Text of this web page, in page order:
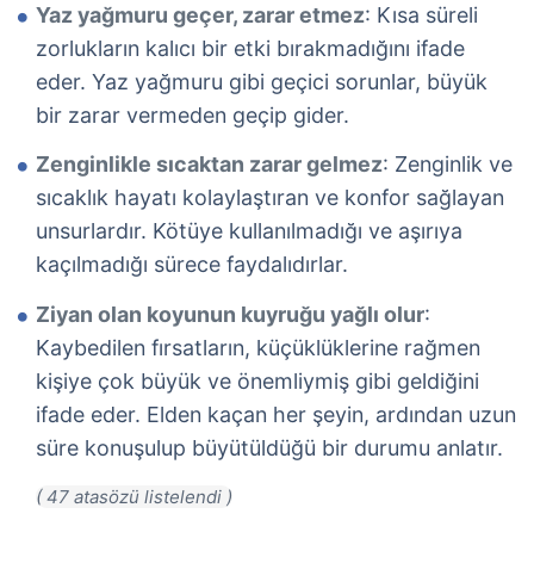
Yaz yağmuru geçer, zarar etmez: Kısa süreli
zorlukların kalıcı bir etki bırakmadığını ifade
eder. Yaz yağmuru gibi geçici sorunlar, büyük
bir zarar vermeden geçip gider.
Zenginlikle sıcaktan zarar gelmez: Zenginlik ve
sıcaklık hayatı kolaylaştıran ve konfor sağlayan
unsurlardır. Kötüye kullanılmadığı ve aşırıya
kaçılmadığı sürece faydalıdırlar.
Ziyan olan koyunun kuyruğu yağlı olur:
Kaybedilen fırsatların, küçüklüklerine rağmen
kişiye çok büyük ve önemliymiş gibi geldiğini
ifade eder. Elden kaçan her şeyin, ardından uzun
süre konuşulup büyütüldüğü bir durumu anlatır.